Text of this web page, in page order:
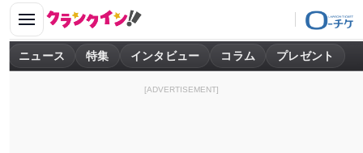
ニュース 特集 インタビュー コラム プレゼント
[ADVERTISEMENT]